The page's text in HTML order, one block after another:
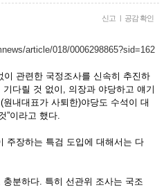
신고 | 공감 확인
article/018/0006298865?sid=162
이 관련한 국정조사를 신속히 추진하
다릴 것 없이, 의장과 야당하고 얘기
내대표가 사퇴한)야당도 수석이 대
”이라고 했다.
주장하는 특검 도입에 대해서는 다
충분하다. 특히 선관위 조사는 국조